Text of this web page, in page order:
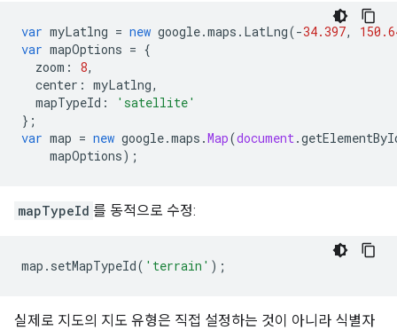
var myLatlng = new google.maps . LatLng(-34.397,
var mapOptions = {
zoom : 8,
center : myLatlng,
mapTypeId :
'satellite'
};
var map = new google.maps .Map(document.
mapOptions);
mapTypeId 를 동적으로 수정:
map . setMapTypeId( 'terrain' );
실제로 지도의 지도 유형은 직접 설정하는 것이 아니라 식별자